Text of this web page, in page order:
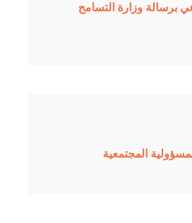
برسالة وزارة التسامح
المجتمعية